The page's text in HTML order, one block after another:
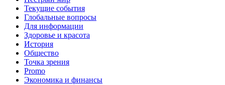
Текущие события
Глобальные вопросы
Для информации
Здоровье и красота
История
Общество
Точка зрения
Promo
Экономика и финансы